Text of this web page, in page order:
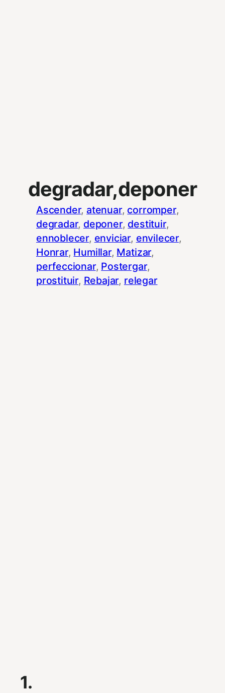
degradar,deponer
Ascender, atenuar, corromper
degradar, deponer, destituir
ennoblecer, enviciar, envilecer
Honrar, Humillar, Matizar
perfeccionar, Postergar
prostituir, Rebajar, relegar
1.